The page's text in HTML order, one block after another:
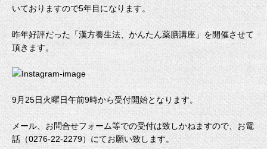
いておりますので5年目になります。
昨年好評だった「漢方養生法、かんたん薬膳講座」を開催させて
頂きます。
9月25日火曜日午前9時から受付開始となります。
メール、お問合せフォーム等での受付は致しかねますので、お電
話（0276-22-2279）にてお願い致します。